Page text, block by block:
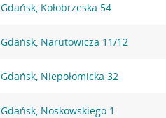
Gdańsk, Kołobrzeska 54
Gdańsk, Narutowicza 11/12
Gdańsk, Niepołomicka 32
Gdańsk, Noskowskiego 1